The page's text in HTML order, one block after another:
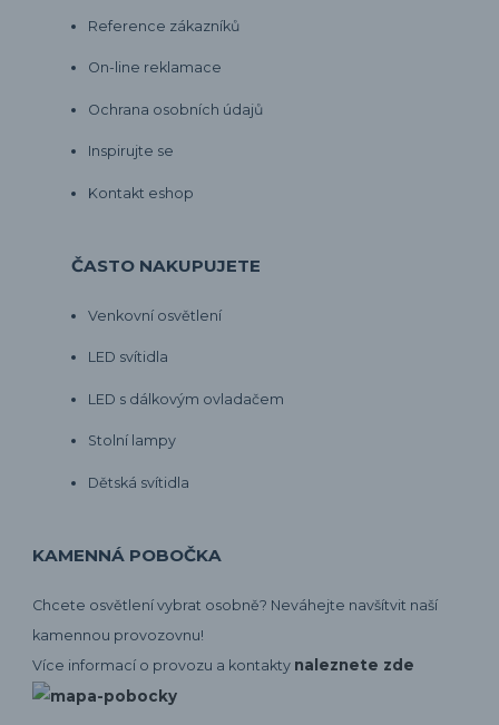
Reference zákazníků
On-line reklamace
Ochrana osobních údajů
Inspirujte se
Kontakt eshop
ČASTO NAKUPUJETE
Venkovní osvětlení
LED svítidla
LED s dálkovým ovladačem
Stolní lampy
Dětská svítidla
KAMENNÁ POBOČKA
Chcete osvětlení vybrat osobně? Neváhejte navšítvit naší
kamennou provozovnu!
Více informací o provozu a kontakty naleznete zde